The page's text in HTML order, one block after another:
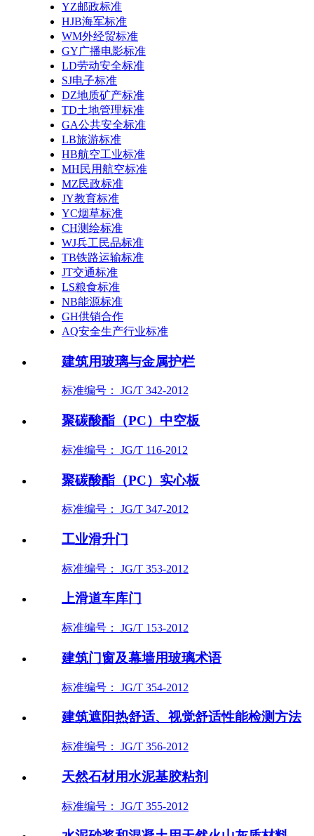
YZ邮政标准
HJB海军标准
WM外经贸标准
GY广播电影标准
LD劳动安全标准
SJ电子标准
DZ地质矿产标准
TD土地管理标准
GA公共安全标准
LB旅游标准
HB航空工业标准
MH民用航空标准
MZ民政标准
JY教育标准
YC烟草标准
CH测绘标准
WJ兵工民品标准
TB铁路运输标准
JT交通标准
LS粮食标准
NB能源标准
GH供销合作
AQ安全生产行业标准
建筑用玻璃与金属护栏
标准编号： JG/T 342-2012
聚碳酸酯（PC）中空板
标准编号： JG/T 116-2012
聚碳酸酯（PC）实心板
标准编号： JG/T 347-2012
工业滑升门
标准编号： JG/T 353-2012
上滑道车库门
标准编号： JG/T 153-2012
建筑门窗及幕墙用玻璃术语
标准编号： JG/T 354-2012
建筑遮阳热舒适、视觉舒适性能检测方法
标准编号： JG/T 356-2012
天然石材用水泥基胶粘剂
标准编号： JG/T 355-2012